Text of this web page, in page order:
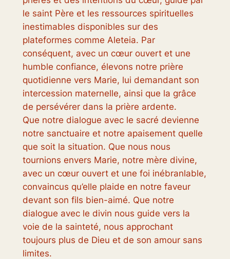
le saint Père et les ressources spirituelles
inestimables disponibles sur des
plateformes comme Aleteia. Par
conséquent, avec un cœur ouvert et une
humble confiance, élevons notre prière
quotidienne vers Marie, lui demandant son
intercession maternelle, ainsi que la grâce
de persévérer dans la prière ardente.
Que notre dialogue avec le sacré devienne
notre sanctuaire et notre apaisement quelle
que soit la situation. Que nous nous
tournions envers Marie, notre mère divine,
avec un cœur ouvert et une foi inébranlable,
convaincus qu’elle plaide en notre faveur
devant son fils bien-aimé. Que notre
dialogue avec le divin nous guide vers la
voie de la sainteté, nous approchant
toujours plus de Dieu et de son amour sans
limites.